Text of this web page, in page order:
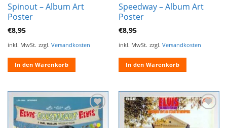
Spinout – Album Art
Poster
€8,95
inkl. MwSt. zzgl. Versandkosten
In den Warenkorb
Speedway – Album Art
Poster
€8,95
inkl. MwSt. zzgl. Versandkosten
In den Warenkorb
Zur
Wunschliste
Wunschliste